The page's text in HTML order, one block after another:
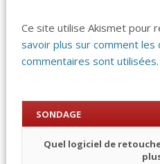
Ce site utilise Akismet pour
savoir plus sur comment les
commentaires sont utilisées.
SONDAGE
Quel logiciel de